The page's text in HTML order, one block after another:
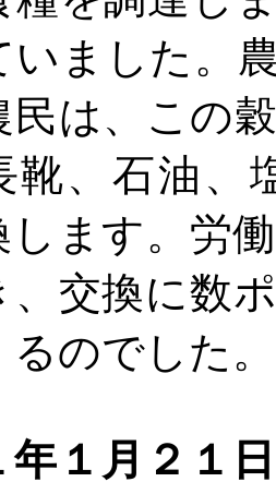
いました。
民は、この
、石油、
ます。労働
、交換に数
のでした。
年１月２１